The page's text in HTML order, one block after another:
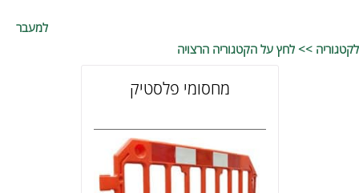
למעבר
לקטגוריה >> לחץ על הקטגוריה הרצויה
מחסומי פלסטיק